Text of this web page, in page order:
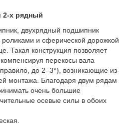
2-х рядный
двухрядный подшипник
и сферической дорожкой
Такая конструкция позволяет
перекосы вала
до 2–3°), возникающие из-
монтажа. Благодаря двум рядам
очень большие
осевые силы в обоих